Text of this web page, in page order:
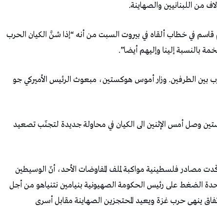
من اللبنانيين والصهاينة.
قاسم في خطاب ألقاه في بيروت السبت من أنه “إذا شنَّ الكيان الحرب
بالنسبة إلينا وإليهم أيضا”.
الطرفين. وزار أموس هوكستين، مبعوث الرئيس الأميركي جو
وصل أمس الإثنين الى الكيان في محاولة جديدة لتجنّب تصعيد
مصادر فلسطينية مواكبة لملف المفاوضات الأحد، أنّ الوسيطين
الضغط على رئيس الحكومة الصهيونية بنيامين نتنياهو من أجل
ينهي حرب غزة ويعيد المحتجزين الصهاينة مقابل أسرى